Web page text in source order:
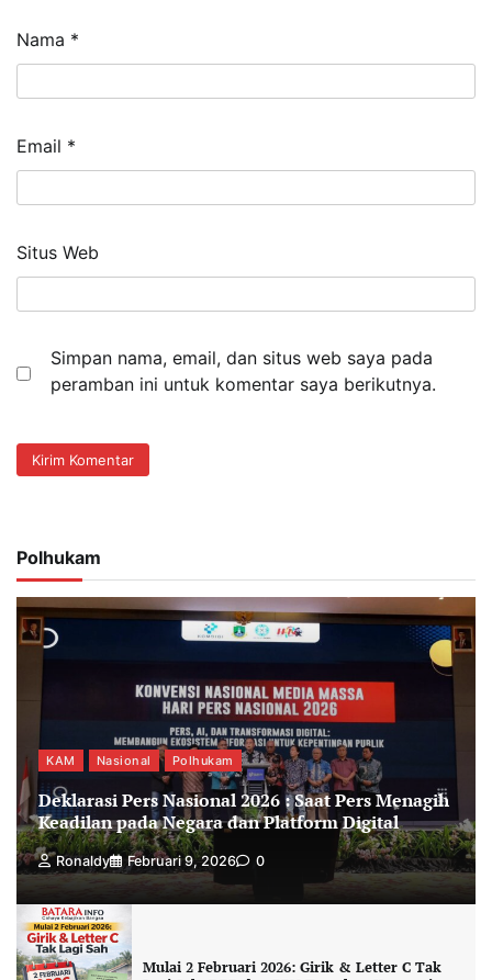
Nama *
Email *
Situs Web
Simpan nama, email, dan situs web saya pada
peramban ini untuk komentar saya berikutnya.
Polhukam
KAM Nasional Polhukam
Deklarasi Pers Nasional 2026 : Saat Pers Menagih
Keadilan pada Negara dan Platform Digital
Ronaldy Februari 9, 2026 0
Mulai 2 Februari 2026: Girik & Letter C Tak